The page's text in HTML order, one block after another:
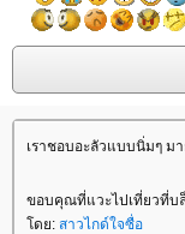
เราชอบอะลัวแบบนิ่มๆ ม
ขอบคุณที่แวะไปเที่ยวที่บ
โดย: สาวไกด์ใจซื่อ